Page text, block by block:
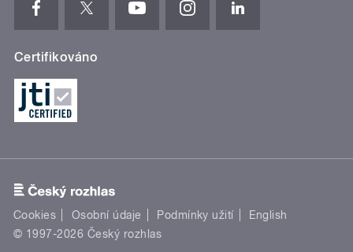
Certifikováno
Cookies Osobní údaje Podmínky užití
English
© 1997-2026 Český rozhlas